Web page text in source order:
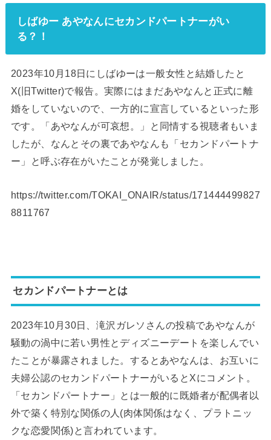
しばゆー あやなんにセカンドパートナーがい
る？！
2023年10月18日にしばゆーは一般女性と結婚したと
X(旧Twitter)で報告。実際にはまだあやなんと正式に離
婚をしていないので、一方的に宣言しているといった形
です。「あやなんが可哀想。」と同情する視聴者もいま
したが、なんとその裏であやなんも「セカンドパートナ
ー」と呼ぶ存在がいたことが発覚しました。
https://twitter.com/TOKAI_ONAIR/status/171444499827
8811767
セカンドパートナーとは
2023年10月30日、滝沢ガレソさんの投稿であやなんが
騒動の渦中に若い男性とディズニーデートを楽しんでい
たことが暴露されました。するとあやなんは、お互いに
夫婦公認のセカンドパートナーがいるとXにコメント。
「セカンドパートナー」とは一般的に既婚者が配偶者以
外で築く特別な関係の人(肉体関係はなく、プラトニッ
クな恋愛関係)と言われています。